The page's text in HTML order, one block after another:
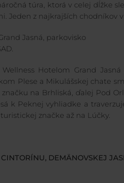
túra, ktorá v celej dĺžke
Jeden z najkrajších chodníkov
Jasná, parkovisko
Hotelom Grand
Plese a Mikulášskej chate
na Brhliská, ďalej Pod
k Peknej vyhliadke a
značke až na Lúčky.
DEMÄNOVSKEJ